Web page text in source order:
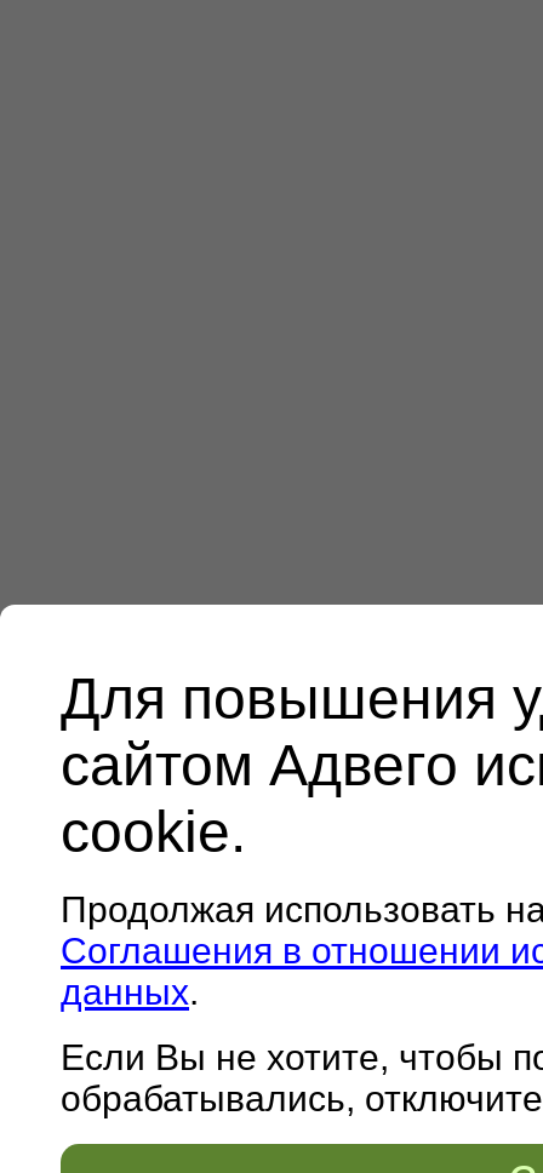
Для повышения
сайтом Адвего
cookie.
Продолжая использовать
Соглашения в отношении
данных.
Если Вы не хотите, чтобы
обрабатывались,